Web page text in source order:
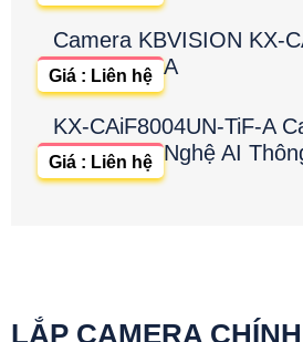
Camera KBVISION KX-
A
Giá : Liên hệ
KX-CAiF8004UN-TiF-A
Nghệ AI
Giá : Liên hệ
LẮP CAMERA